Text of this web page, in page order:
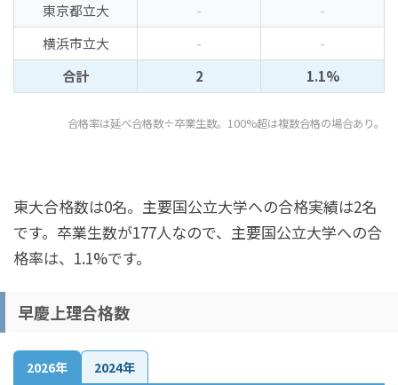
東京都立大
-
-
横浜市立大
-
-
合計
2 1.1%
合格率は延べ合格数÷卒業生数。100%超は複数合格の場合あり。
東大合格数は0名。主要国公立大学への合格実績は2名
です。卒業生数が177人なので、主要国公立大学への合
格率は、1.1%です。
早慶上理合格数
2026年 2024年